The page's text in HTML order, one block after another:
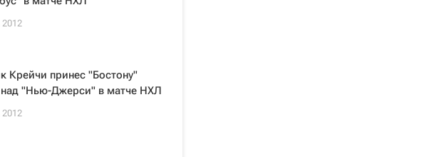
2012
Крейчи принес "Бостону"
над "Нью-Джерси" в матче НХЛ
2012